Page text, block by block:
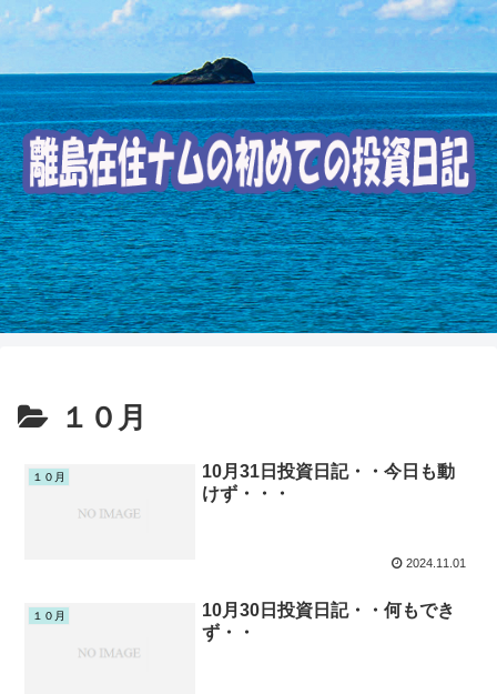
１０月
１０月
10月31日投資日記・・今日も動
けず・・・
2024.11.01
１０月
10月30日投資日記・・何もでき
ず・・